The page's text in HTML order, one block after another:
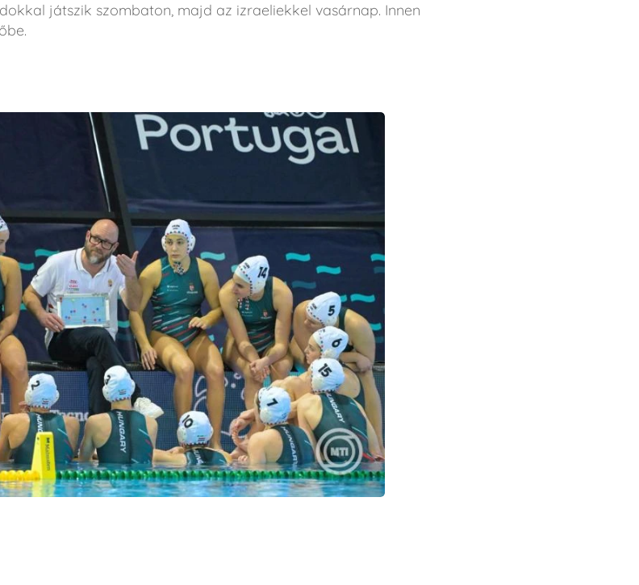
játszik szombaton, majd az izraeliekkel vasárnap. Innen